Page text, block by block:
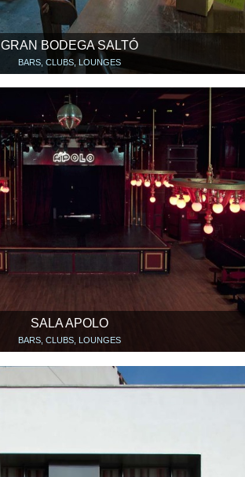
GRAN BODEGA SALTÓ
BARS, CLUBS, LOUNGES
SALA APOLO
BARS, CLUBS, LOUNGES